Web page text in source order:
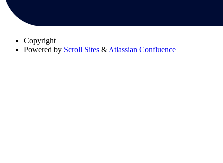
Copyright
Powered by Scroll Sites &Atlassian Confluence